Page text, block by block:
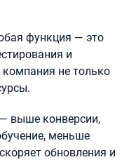
функция — это
и
не только
выше конверсии,
меньше
обновления и